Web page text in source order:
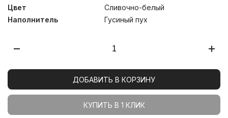
Цвет
Сливочно-белый
Наполнитель
Гусиный пух
ДОБАВИТЬ В КОРЗИНУ
КУПИТЬ В 1 КЛИК